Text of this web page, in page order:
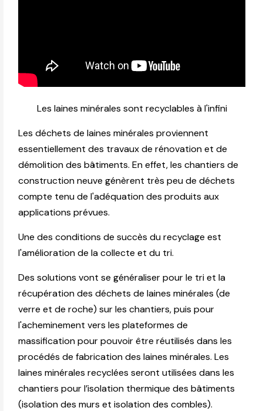
Les laines minérales sont recyclables à l'infini
Les déchets de laines minérales proviennent
essentiellement des travaux de rénovation et de
démolition des bâtiments. En effet, les chantiers de
construction neuve génèrent très peu de déchets
compte tenu de l'adéquation des produits aux
applications prévues.
Une des conditions de succès du recyclage est
l'amélioration de la collecte et du tri.
Des solutions vont se généraliser pour le tri et la
récupération des déchets de laines minérales (de
verre et de roche) sur les chantiers, puis pour
l'acheminement vers les plateformes de
massification pour pouvoir être réutilisés dans les
procédés de fabrication des laines minérales. Les
laines minérales recyclées seront utilisées dans les
chantiers pour l’isolation thermique des bâtiments
(isolation des murs et isolation des combles).